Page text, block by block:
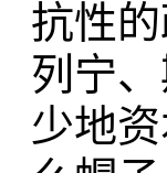
抗性
列宁
少地